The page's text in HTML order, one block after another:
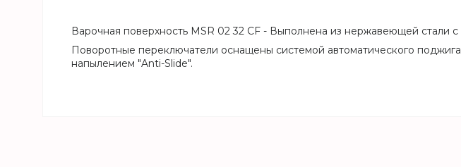
Варочная поверхность MSR 02 32 СF - Выполнена из нержавеющей стали
Поворотные переключатели оснащены системой автоматического
напылением "Anti-Slide".